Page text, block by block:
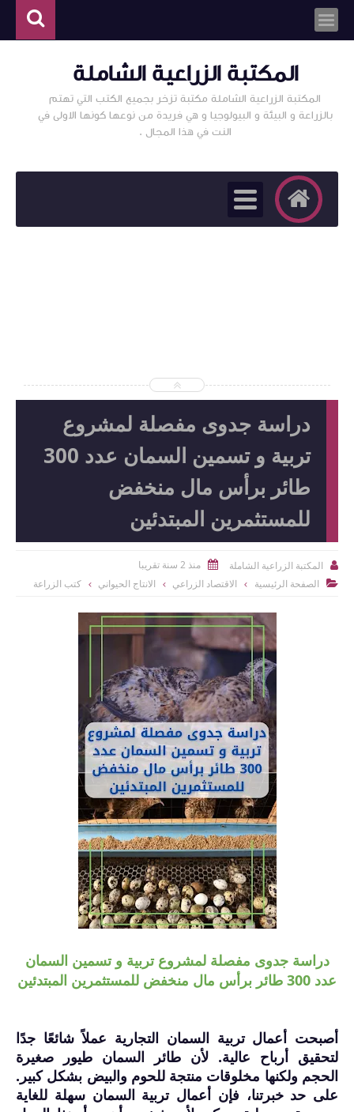
المكتبة الزراعية الشاملة
المكتبة الزراعية الشاملة مكتبة تزخر بجميع الكتب التي تهتم
بالزراعة و البيئة و البيولوجيا و هي فريدة من نوعها كونها الاولى في
النت في هذا المجال .
دراسة جدوى مفصلة لمشروع
تربية و تسمين السمان عدد 300
طائر برأس مال منخفض
للمستثمرين المبتدئين
 المكتبة الزراعية الشاملة  منذ 2 سنة تقريبا
 الصفحة الرئيسية الاقتصاد الزراعي الانتاج الحيواني كتب الزراعة
دراسة جدوى مفصلة لمشروع تربية و تسمين السمان
عدد 300 طائر برأس مال منخفض للمستثمرين المبتدئين
أصبحت أعمال تربية السمان التجارية عملاً شائعًا جدًا
لتحقيق أرباح عالية. لأن طائر السمان طيور صغيرة
الحجم ولكنها مخلوقات منتجة للحوم والبيض بشكل كبير.
على حد خبرتنا، فإن أعمال تربية السمان سهلة للغاية